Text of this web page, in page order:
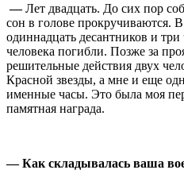
—Лет двадцать. До сих пор
сон в голове прокручиваются.
одиннадцать десантников и
человека погибли. Позже за
решительные действия двух
Красной звезды, а мне и еще
именные часы. Это была моя
памятная награда.
— Как складывалась ваша